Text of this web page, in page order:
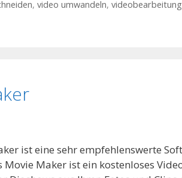
, video umwandeln, videobearbeitung
ist eine sehr empfehlenswerte
Maker ist ein kostenloses